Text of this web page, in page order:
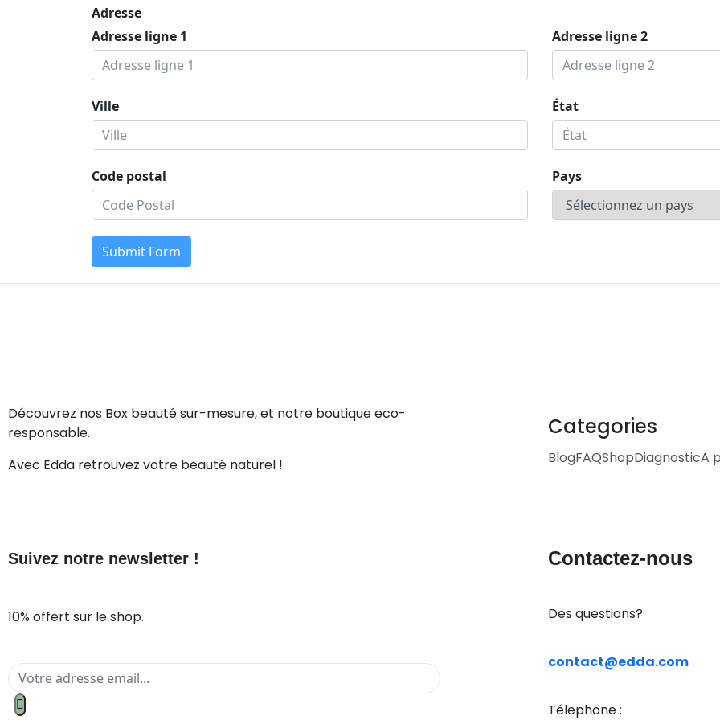
Adresse
Adresse ligne 1
Adresse ligne 2
Ville État
Code postal Pays
Submit Form
Découvrez nos Box beauté sur-mesure, et notre boutique eco-
responsable.
Avec Edda retrouvez votre beauté naturel !
Categories
BlogFAQShopDiagnosticA
Suivez notre newsletter !
10% offert sur le shop.
Contactez-nous
Des questions?
contact@edda.com
Télephone :